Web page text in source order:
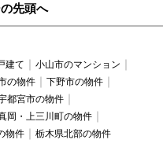
先頭へ
建て
小山市のマンション
の物件
下野市の物件
都宮市の物件
岡・上三川町の物件
物件 栃木県北部の物件